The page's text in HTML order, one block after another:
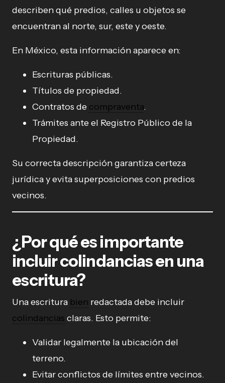
describen qué predios, calles u objetos se
encuentran al norte, sur, este y oeste.
En México, esta información aparece en:
Escrituras públicas.
Títulos de propiedad.
Contratos de compraventa.
Trámites ante el Registro Público de la
Propiedad.
Su correcta descripción garantiza certeza
jurídica y evita superposiciones con predios
vecinos.
¿Por qué es importante
incluir colindancias en una
escritura?
Una escritura bien redactada debe incluir
colindancias claras. Esto permite:
Validar legalmente la ubicación del
terreno.
Evitar conflictos de límites entre vecinos.